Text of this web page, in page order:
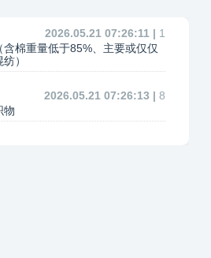
2026.05.21 07:26:11 | 1
含棉重量低于85%、主要或仅仅
）
2026.05.21 07:26:13 | 8
物